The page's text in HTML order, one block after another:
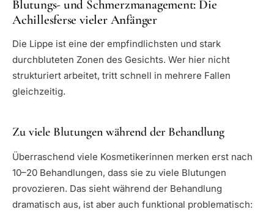
Blutungs- und Schmerzmanagement: Die
Achillesferse vieler Anfänger
Die Lippe ist eine der empfindlichsten und stark
durchbluteten Zonen des Gesichts. Wer hier nicht
strukturiert arbeitet, tritt schnell in mehrere Fallen
gleichzeitig.
Zu viele Blutungen während der Behandlung
Überraschend viele Kosmetikerinnen merken erst nach
10–20 Behandlungen, dass sie zu viele Blutungen
provozieren. Das sieht während der Behandlung
dramatisch aus, ist aber auch funktional problematisch: